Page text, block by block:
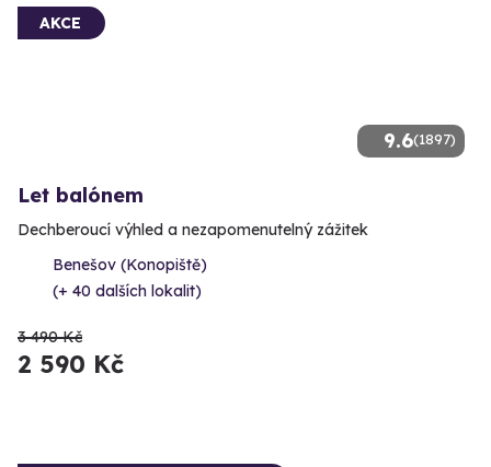
9.6(1897)
AKCE
Let balónem
Dechberoucí výhled a nezapomenutelný zážitek
Benešov (Konopiště)
(+ 40 dalších lokalit)
3 490 Kč
2 590 Kč